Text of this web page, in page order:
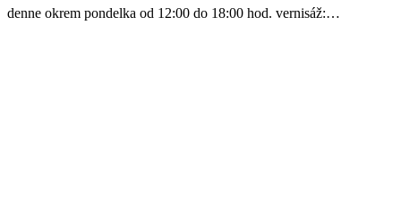
denne okrem pondelka od 12:00 do 18:00 hod. vernisáž:…